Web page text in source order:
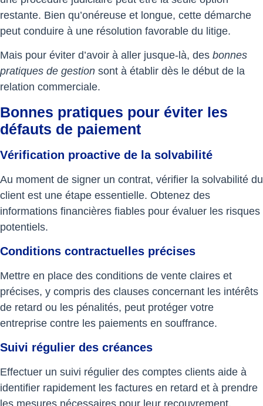
restante. Bien qu’onéreuse et longue, cette démarche
peut conduire à une résolution favorable du litige.
Mais pour éviter d’avoir à aller jusque-là, des bonnes
pratiques de gestion sont à établir dès le début de la
relation commerciale.
Bonnes pratiques pour éviter les
défauts de paiement
Vérification proactive de la solvabilité
Au moment de signer un contrat, vérifier la solvabilité du
client est une étape essentielle. Obtenez des
informations financières fiables pour évaluer les risques
potentiels.
Conditions contractuelles précises
Mettre en place des conditions de vente claires et
précises, y compris des clauses concernant les intérêts
de retard ou les pénalités, peut protéger votre
entreprise contre les paiements en souffrance.
Suivi régulier des créances
Effectuer un suivi régulier des comptes clients aide à
identifier rapidement les factures en retard et à prendre